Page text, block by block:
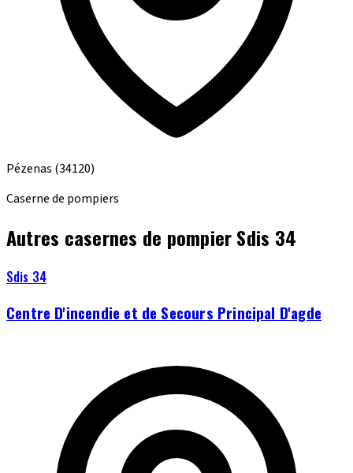
Pézenas (34120)
Caserne de pompiers
Autres casernes de pompier Sdis 34
Sdis 34
Centre D'incendie et de Secours Principal D'agde